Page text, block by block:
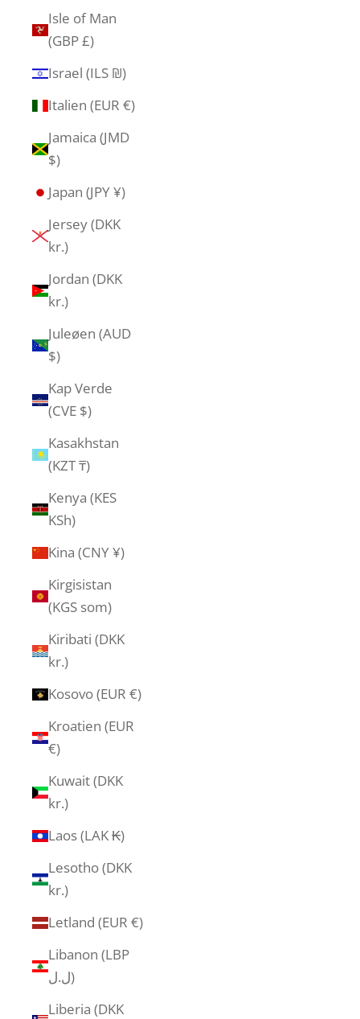
Isle of Man
(GBP £)
Israel (ILS ₪)
Italien (EUR €)
Jamaica (JMD
$)
Japan (JPY ¥)
Jersey (DKK
kr.)
Jordan (DKK
kr.)
Juleøen (AUD
$)
Kap Verde
(CVE $)
Kasakhstan
(KZT ₸)
Kenya (KES
KSh)
Kina (CNY ¥)
Kirgisistan
(KGS som)
Kiribati (DKK
kr.)
Kosovo (EUR €)
Kroatien (EUR
€)
Kuwait (DKK
kr.)
Laos (LAK ₭)
Lesotho (DKK
kr.)
Letland (EUR €)
Libanon (LBP
ل.ل)
Liberia (DKK